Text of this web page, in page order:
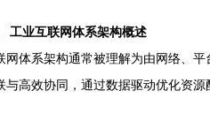
工业互联网体系架构概述
网体系架构通常被理解为由网络、
与高效协同，通过数据驱动优化资